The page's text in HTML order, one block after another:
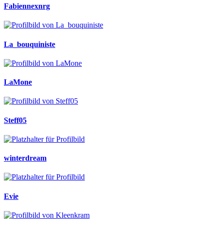
Fabiennexnrg
La_bouquiniste
LaMone
Steff05
winterdream
Evie